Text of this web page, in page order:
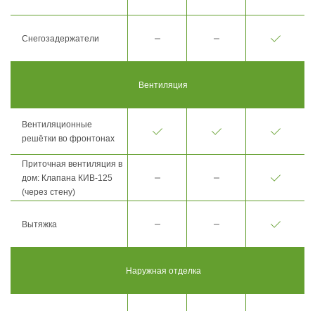
Снегозадержатели
Вентиляция
Вентиляционные
решётки во фронтонах
Приточная вентиляция в
дом: Клапана КИВ-125
(через стену)
Вытяжка
Наружная отделка